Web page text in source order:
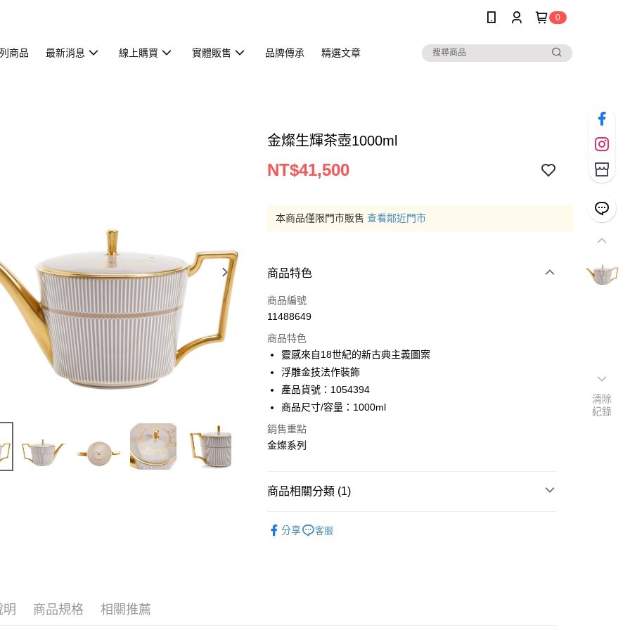
0
商品 最新消息 線上購買 實體販售 品牌傳承 精選文章
金燦生輝茶壺1000ml
NT$41,500
本商品僅限門市販售 查看鄰近門市
商品特色
商品編號
11488649
商品特色
靈感來自18世紀的新古典主義圖案
浮雕金技法作裝飾
產品貨號：1054394
商品尺寸/容量：1000ml
銷售重點
金燦系列
商品相關分類 (1)
分享
客服
明 商品規格 相關推薦
清除
紀錄